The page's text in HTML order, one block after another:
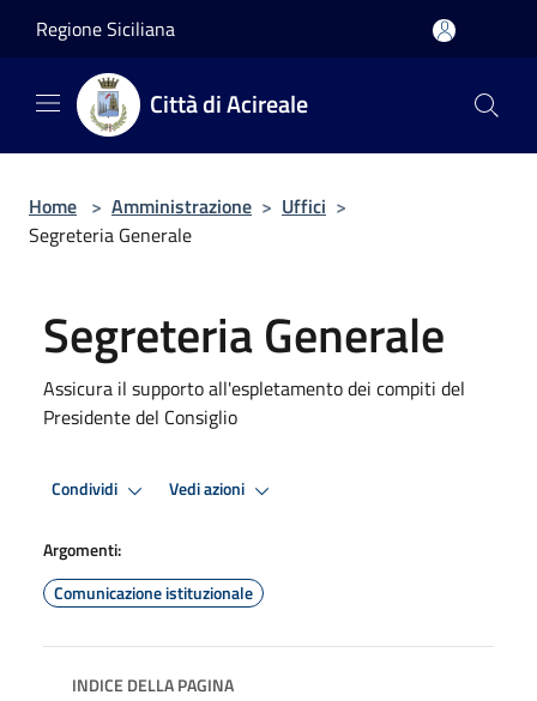
Regione Siciliana
Città di Acireale
Home > Amministrazione > Uffici >
Segreteria Generale
Segreteria Generale
Assicura il supporto all'espletamento dei compiti del
Presidente del Consiglio
Condividi Vedi azioni
Argomenti:
Comunicazione istituzionale
INDICE DELLA PAGINA